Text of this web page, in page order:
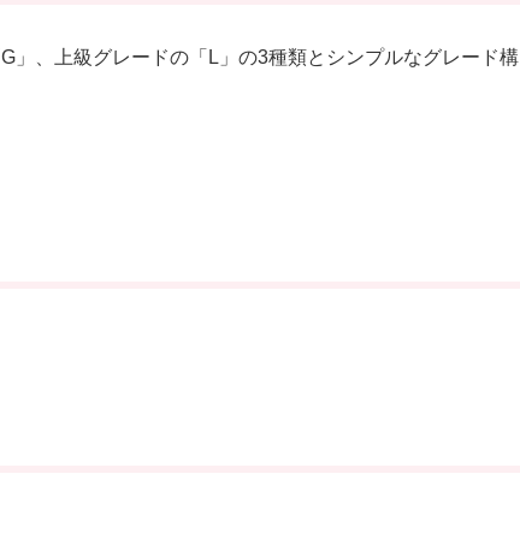
」、上級グレードの「L」の3種類とシンプルなグレード構